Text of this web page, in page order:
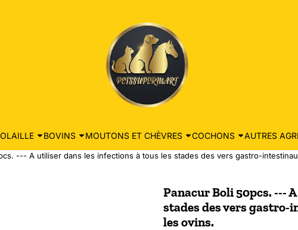
BOVINS MOUTONS ET CHÈVRES COCHONS AUTRES
--- A utiliser dans les infections à tous les stades des vers gastro-
Panacur Boli 50pcs. ---
stades des vers
les ovins.